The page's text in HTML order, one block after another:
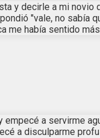
y decirle a mi novio
"vale, no sabía
me había sentido
empecé a servirme
a disculparme